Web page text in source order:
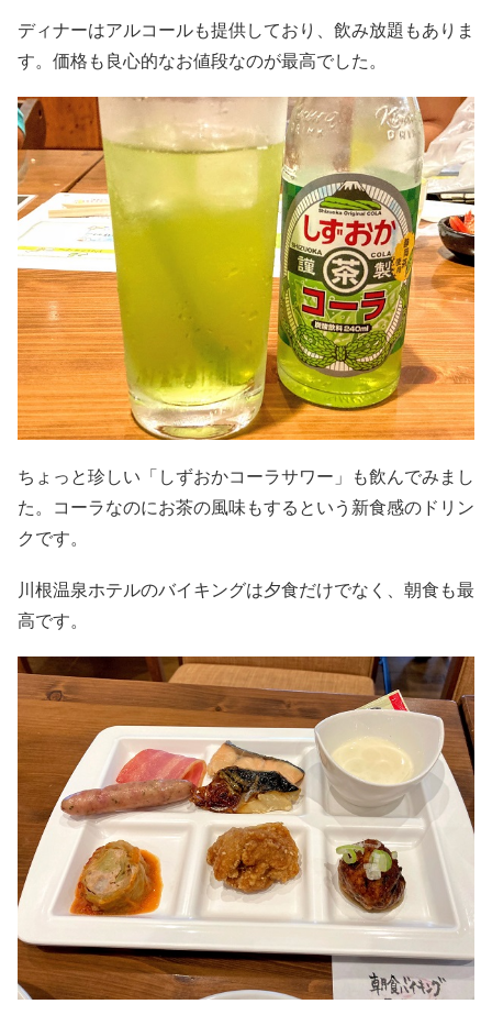
ディナーはアルコールも提供しており、飲み放題もありま
す。価格も良心的なお値段なのが最高でした。
ちょっと珍しい「しずおかコーラサワー」も飲んでみまし
た。コーラなのにお茶の風味もするという新食感のドリン
クです。
川根温泉ホテルのバイキングは夕食だけでなく、朝食も最
高です。